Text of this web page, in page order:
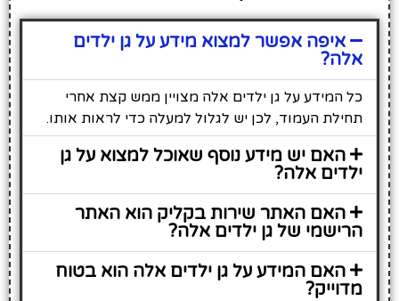
איפה אפשר למצוא מידע על גן ילדים
אלה?
כל המידע על גן ילדים אלה מצויין ממש קצת אחרי
תחילת העמוד, לכן יש לגלול למעלה כדי לראות אותו.
האם יש מידע נוסף שאוכל למצוא על גן
ילדים אלה?
האם האתר שירות בקליק הוא האתר
הרישמי של גן ילדים אלה?
האם המידע על גן ילדים אלה הוא בטוח
מדוייק?